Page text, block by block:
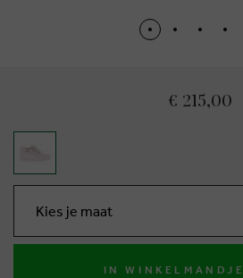
€ 215,00
Kies je maat
IN WINKELMANDJE